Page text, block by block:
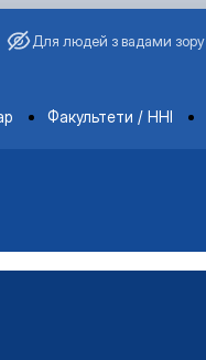
Для людей з вадами зору
Факультети / ННІ